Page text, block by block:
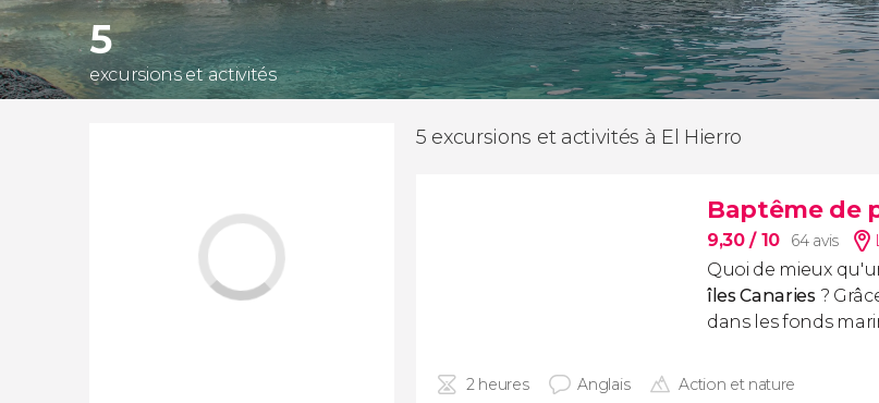
5
excursions et activités
5 excursions et activités à El Hierro
Baptême de
9,30/ 10 64 avis
Quoi de mieux
îles Canaries?
dans les fonds
2 heures Anglais Action et nature